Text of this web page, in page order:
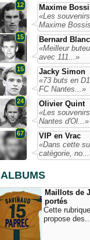
12
Maxime
«Les
Maxime
15
Bernard
«Meilleur
avec 111...»
15
Jacky Simon
«73 buts en
FC Nantes...»
24
Olivier Quint
«Les
Nantes d'Ol...»
67
VIP en Vrac
«Dans cette
catégorie,
ALBUMS
Maillots de
portés
Cette
propose